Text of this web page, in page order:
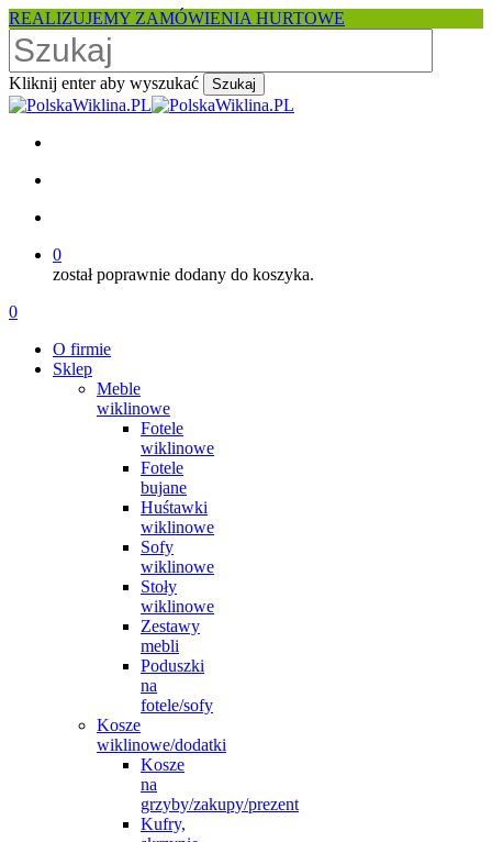
Skip
to
main
content
REALIZUJEMY ZAMÓWIENIA HURTOWE
Kliknij enter aby wyszukać Szukaj
Close
0
został poprawnie dodany do koszyka.
Menu
search
account
0
O firmie
Sklep
Meble
wiklinowe
Fotele
wiklinowe
Fotele
bujane
Huśtawki
wiklinowe
Sofy
wiklinowe
Stoły
wiklinowe
Zestawy
mebli
Poduszki
na
fotele/sofy
Kosze
wiklinowe/dodatki
Kosze
na
grzyby/zakupy/prezent
Kufry,